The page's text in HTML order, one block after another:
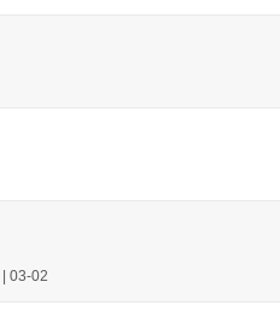
| 03-02